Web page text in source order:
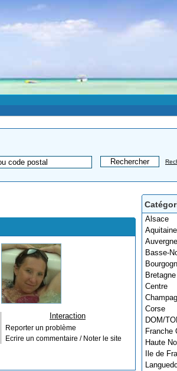
Alsace
Aquitaine
Auvergne
Basse-
Bretagne
Centre
Corse
DOM/
Franche
Haute
Ile de
Interaction
Reporter un problème
Ecrire un commentaire / Noter le site